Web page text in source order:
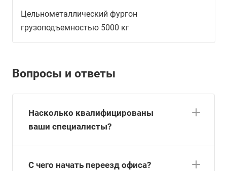
Цельнометаллический фургон
грузоподъемностью 5000 кг
Вопросы и ответы
Насколько квалифицированы
ваши специалисты?
С чего начать переезд офиса?